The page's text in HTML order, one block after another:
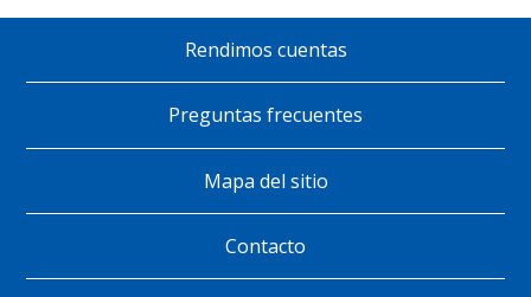
página
Rendimos cuentas
Preguntas frecuentes
Mapa del sitio
Contacto